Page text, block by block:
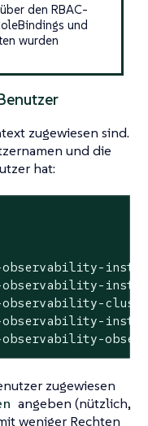
den RBAC-
und
wurden
zugewiesen sind.
und die
hat:
observability-
observability-
observability-
observability-
zugewiesen
angeben (nützlich,
weniger Rechten